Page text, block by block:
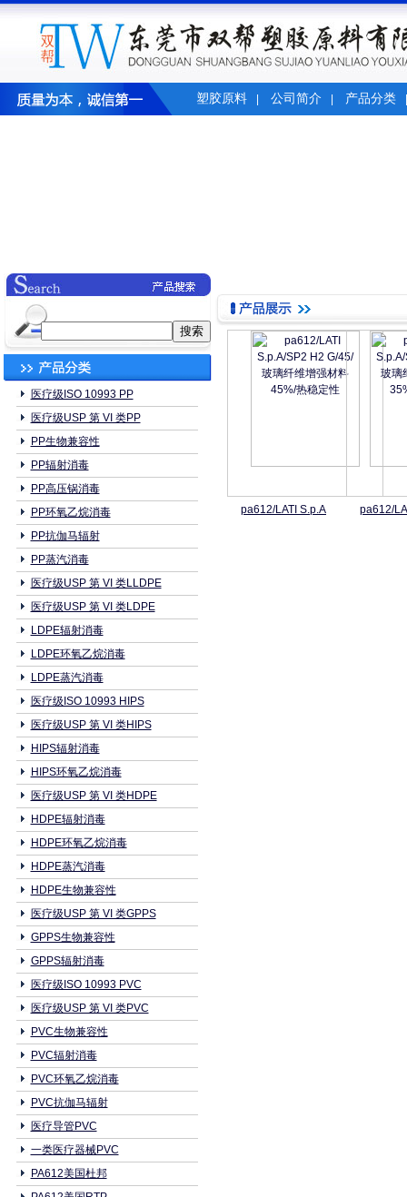
塑胶原料 公司简介 产品分类
医疗级ISO 10993 PP
医疗级USP 第 VI 类PP
PP生物兼容性
PP辐射消毒
PP高压锅消毒
PP环氧乙烷消毒
PP抗伽马辐射
PP蒸汽消毒
医疗级USP 第 VI 类LLDPE
医疗级USP 第 VI 类LDPE
LDPE辐射消毒
LDPE环氧乙烷消毒
LDPE蒸汽消毒
医疗级ISO 10993 HIPS
医疗级USP 第 VI 类HIPS
HIPS辐射消毒
HIPS环氧乙烷消毒
医疗级USP 第 VI 类HDPE
HDPE辐射消毒
HDPE环氧乙烷消毒
HDPE蒸汽消毒
HDPE生物兼容性
医疗级USP 第 VI 类GPPS
GPPS生物兼容性
GPPS辐射消毒
医疗级ISO 10993 PVC
医疗级USP 第 VI 类PVC
PVC生物兼容性
PVC辐射消毒
PVC环氧乙烷消毒
PVC抗伽马辐射
医疗导管PVC
一类医疗器械PVC
PA612美国杜邦
pa612/LATI S.p.A pa612/